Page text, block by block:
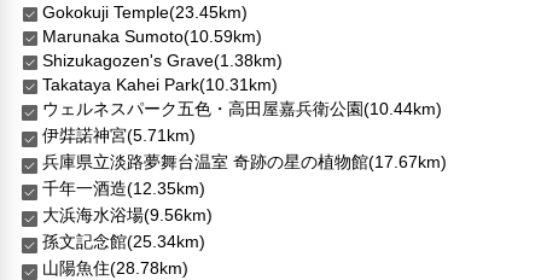
Gokokuji Temple(23.45km)
Marunaka Sumoto(10.59km)
Shizukagozen's Grave(1.38km)
Takataya Kahei Park(10.31km)
ウェルネスパーク五色・高田屋嘉兵衛公園(10.44km)
伊弉諾神宮(5.71km)
兵庫県立淡路夢舞台温室 奇跡の星の植物館(17.67km)
千年一酒造(12.35km)
大浜海水浴場(9.56km)
孫文記念館(25.34km)
山陽魚住(28.78km)